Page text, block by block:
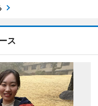
ス